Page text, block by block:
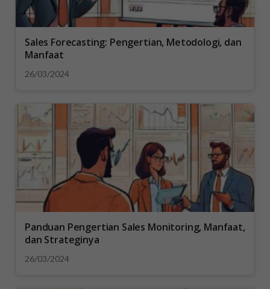
Sales Forecasting: Pengertian, Metodologi, dan
Manfaat
26/03/2024
Panduan Pengertian Sales Monitoring, Manfaat,
dan Strateginya
26/03/2024